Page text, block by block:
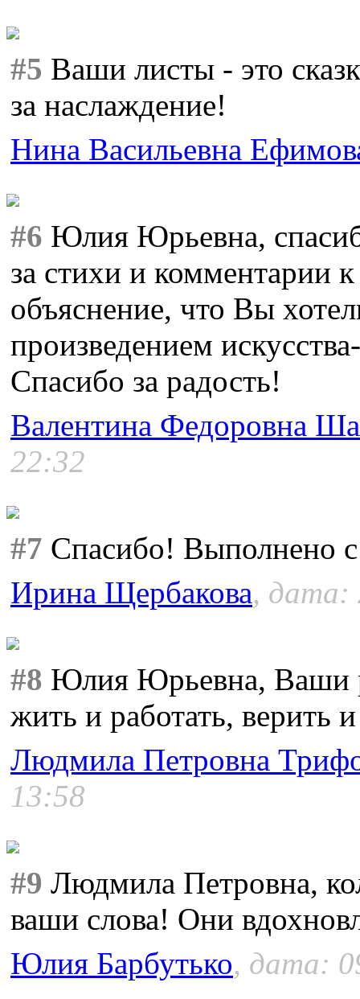
#5 Ваши листы - это
за наслаждение!
Нина Васильевна
#6 Юлия Юрьевна,
за стихи и комментарии
объяснение, что Вы
произведением
Спасибо за радость!
Валентина Федоровна
22:32
#7 Спасибо! Выполнено
Ирина Щербакова, дата:
#8 Юлия Юрьевна, Ваши
жить и работать, верить
Людмила Петровна
13:58
#9 Людмила Петровна,
ваши слова! Они
Юлия Барбутько, дата: